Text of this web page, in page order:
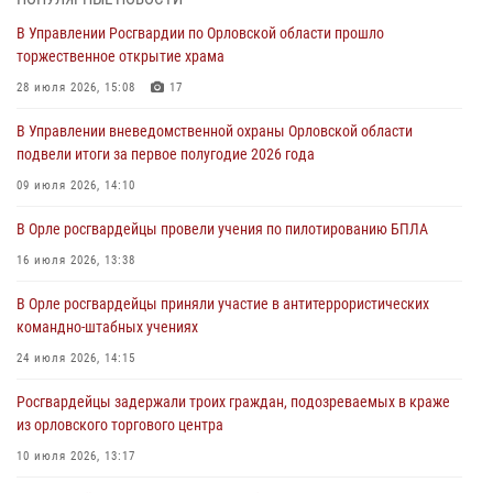
первое полугодие
05 августа 2026, 13:12
совершении противоправных действий
04 августа 2026, 14:21
04 августа 2026, 14:06
предоставлении госуслуг
03 августа 2026, 14:30
В Управлении Росгвардии по Орловской области прошло
торжественное открытие храма
28 июля 2026, 15:08 17
В Управлении вневедомственной охраны Орловской области
подвели итоги за первое полугодие 2026 года
09 июля 2026, 14:10
В Орле росгвардейцы провели учения по пилотированию БПЛА
16 июля 2026, 13:38
В Орле росгвардейцы приняли участие в антитеррористических
командно-штабных учениях
24 июля 2026, 14:15
Росгвардейцы задержали троих граждан, подозреваемых в краже
из орловского торгового центра
10 июля 2026, 13:17